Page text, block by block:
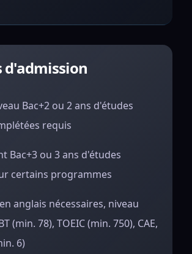
d'admission
Bac+2 ou 2 ans d'études
requis
Bac+3 ou 3 ans d'études
certains programmes
anglais nécessaires, niveau
(min. 78), TOEIC (min. 750), CAE,
6)